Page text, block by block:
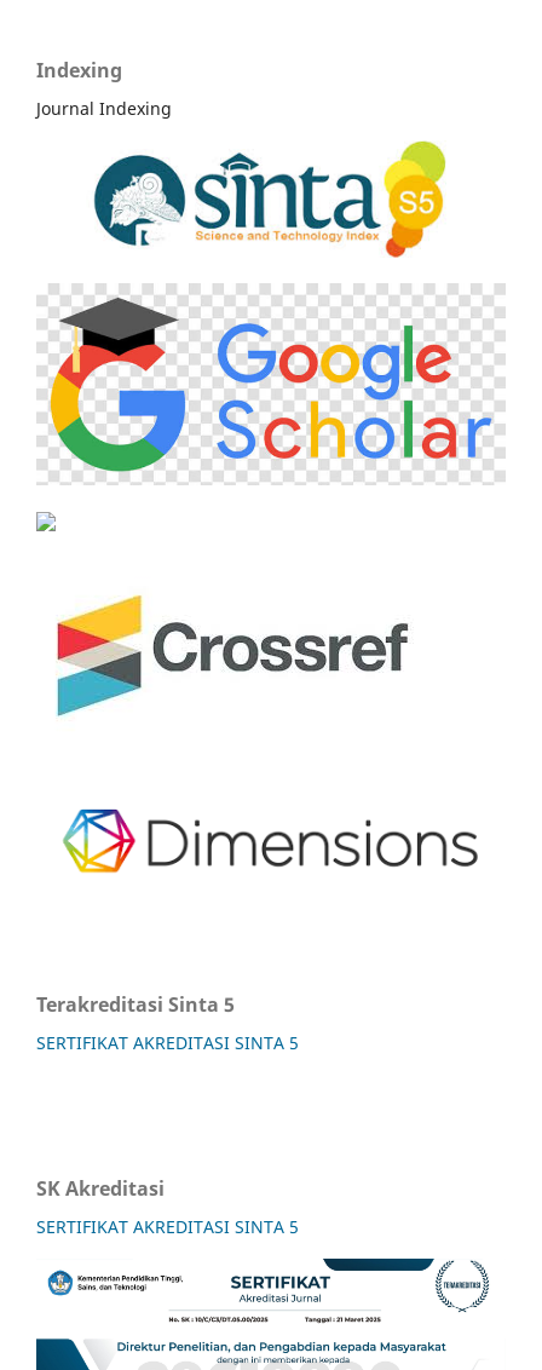
Indexing
Journal Indexing
Terakreditasi Sinta 5
SERTIFIKAT AKREDITASI SINTA 5
SK Akreditasi
SERTIFIKAT AKREDITASI SINTA 5